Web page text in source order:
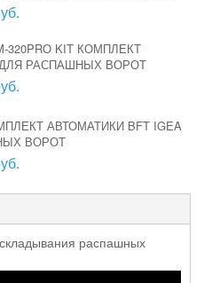
320PRO KIT КОМПЛЕКТ
РАСПАШНЫХ ВОРОТ
АВТОМАТИКИ BFT IGEA
ВОРОТ
распашных